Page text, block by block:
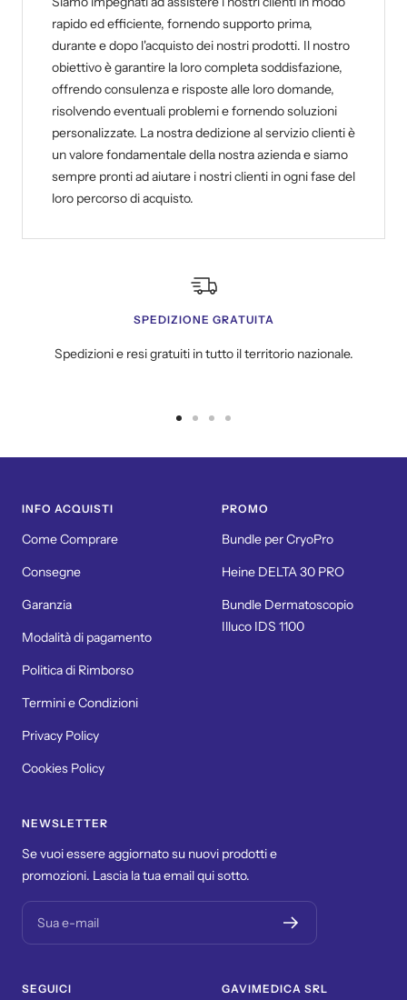
rapido ed efficiente, fornendo supporto prima,
durante e dopo l'acquisto dei nostri prodotti. Il nostro
obiettivo è garantire la loro completa soddisfazione,
offrendo consulenza e risposte alle loro domande,
risolvendo eventuali problemi e fornendo soluzioni
personalizzate. La nostra dedizione al servizio clienti è
un valore fondamentale della nostra azienda e siamo
sempre pronti ad aiutare i nostri clienti in ogni fase del
loro percorso di acquisto.
SPEDIZIONE GRATUITA
Spedizioni e resi gratuiti in tutto il territorio nazionale.
INFO ACQUISTI
Come Comprare
Consegne
Garanzia
Modalità di pagamento
Politica di Rimborso
Termini e Condizioni
Privacy Policy
Cookies Policy
PROMO
Bundle per CryoPro
Heine DELTA 30 PRO
Bundle Dermatoscopio
Illuco IDS 1100
NEWSLETTER
Se vuoi essere aggiornato su nuovi prodotti e
promozioni. Lascia la tua email qui sotto.
Sua e-mail
SEGUICI GAVIMEDICA SRL